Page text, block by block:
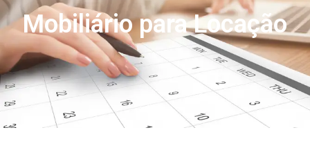
Mobiliário para Locação